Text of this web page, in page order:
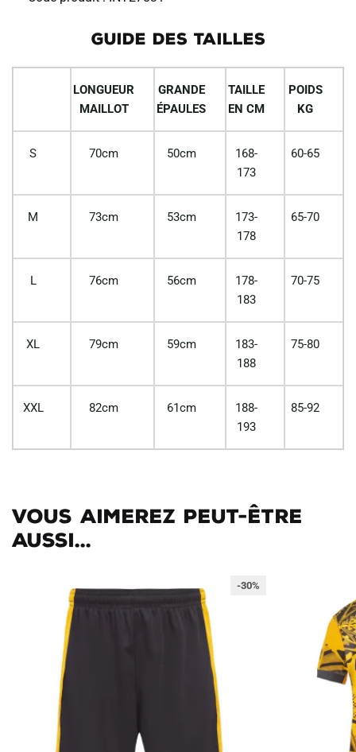
GUIDE DES TAILLES
LONGUEUR
MAILLOT
GRANDE
ÉPAULES
TAILLE
EN CM
POIDS
KG
S 70cm 50cm
168-
173
60-65
M 73cm 53cm
173-
178
65-70
L 76cm 56cm
178-
183
70-75
XL 79cm 59cm
183-
188
75-80
XXL 82cm 61cm
188-
193
85-92
Vous aimerez peut-être
aussi...
-30%